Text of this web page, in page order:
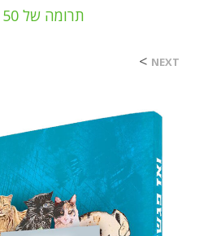
תרומה של 50 ש"ח)
NEXT
>